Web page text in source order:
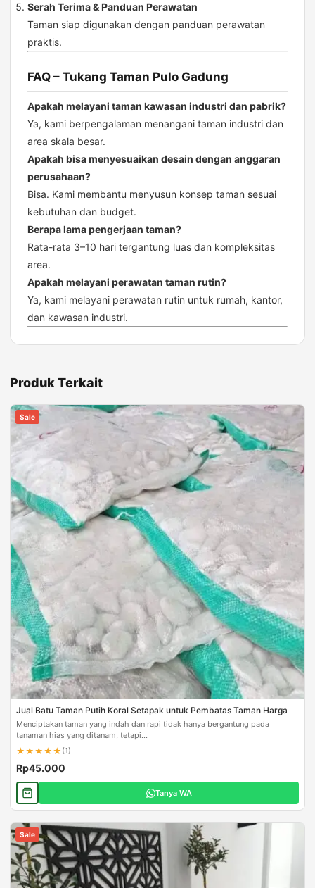
Serah Terima & Panduan Perawatan
Taman siap digunakan dengan panduan perawatan
praktis.
FAQ – Tukang Taman Pulo Gadung
Apakah melayani taman kawasan industri dan pabrik?
Ya, kami berpengalaman menangani taman industri dan
area skala besar.
Apakah bisa menyesuaikan desain dengan anggaran
perusahaan?
Bisa. Kami membantu menyusun konsep taman sesuai
kebutuhan dan budget.
Berapa lama pengerjaan taman?
Rata-rata 3–10 hari tergantung luas dan kompleksitas
area.
Apakah melayani perawatan taman rutin?
Ya, kami melayani perawatan rutin untuk rumah, kantor,
dan kawasan industri.
Produk Terkait
Sale
Jual Batu Taman Putih Koral Setapak untuk Pembatas Taman Harga
Menciptakan taman yang indah dan rapi tidak hanya bergantung pada
tanaman hias yang ditanam, tetapi...
★ ★ ★ ★ ★ (1)
Rp45.000
Tanya WA
Sale